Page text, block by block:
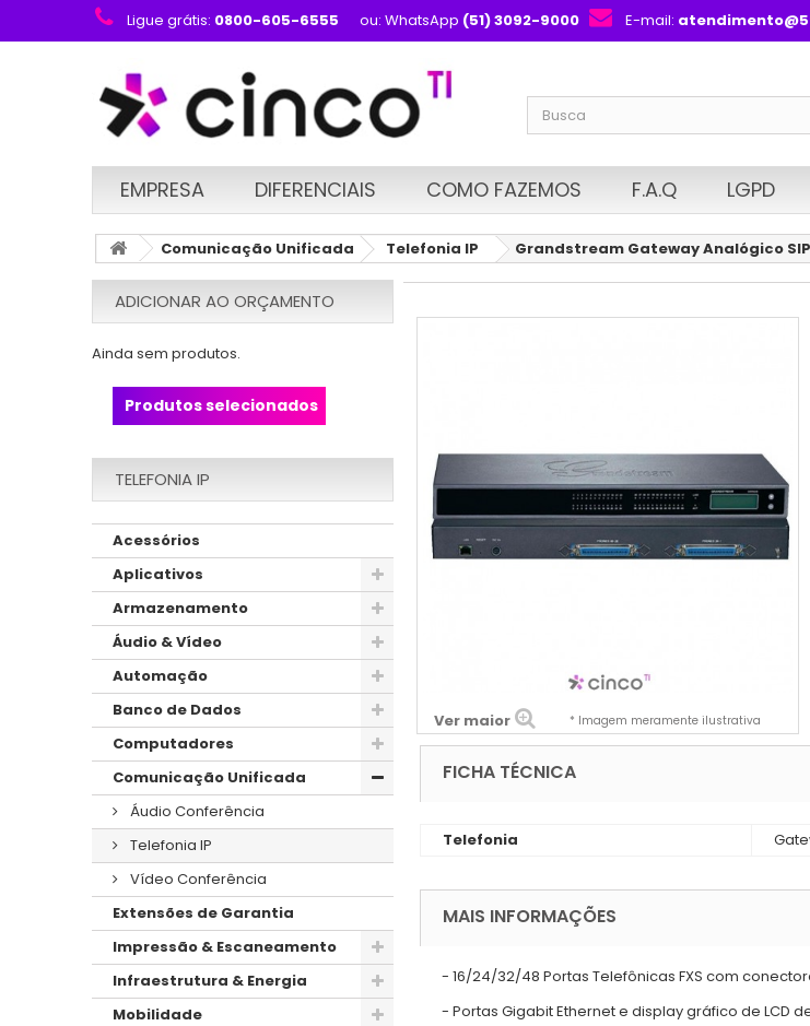
Ligue grátis: 0800-605-6555 ou: WhatsApp (51) 3092-9000 E-mail:
EMPRESA DIFERENCIAIS COMO FAZEMOS F.A.Q LGPD
Comunicação Unificada Telefonia IP Grandstream Gateway Analógico
ADICIONAR AO ORÇAMENTO
Ainda sem produtos.
Produtos selecionados
TELEFONIA IP
Acessórios
Aplicativos
Armazenamento
Áudio & Vídeo
Automação
Banco de Dados
Computadores
Comunicação Unificada
Áudio Conferência
Telefonia IP
Vídeo Conferência
Extensões de Garantia
Impressão & Escaneamento
Infraestrutura & Energia
Mobilidade
Ver maior * Imagem meramente ilustrativa
FICHA TÉCNICA
Telefonia
MAIS INFORMAÇÕES
- 16/24/32/48 Portas Telefônicas FXS com
- Portas Gigabit Ethernet e display gráfico de LCD